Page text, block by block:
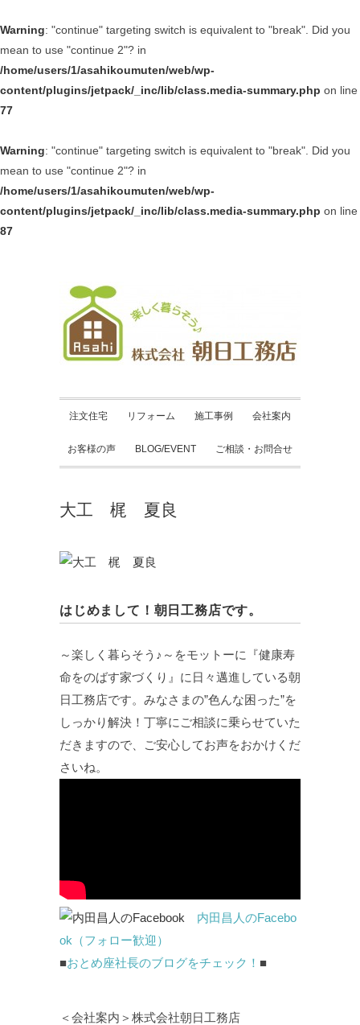
Warning: "continue" targeting switch is equivalent to "break". Did you
mean to use "continue 2"? in
/home/users/1/asahikoumuten/web/wp-
content/plugins/jetpack/_inc/lib/class.media-summary.php on line
77
Warning: "continue" targeting switch is equivalent to "break". Did you
mean to use "continue 2"? in
/home/users/1/asahikoumuten/web/wp-
content/plugins/jetpack/_inc/lib/class.media-summary.php on line
87
注文住宅 リフォーム 施工事例 会社案内
お客様の声 BLOG/EVENT ご相談・お問合せ
大工 梶 夏良
はじめまして！朝日工務店です。
～楽しく暮らそう♪～をモットーに『健康寿
命をのばす家づくり』に日々邁進している朝
日工務店です。みなさまの”色んな困った”を
しっかり解決！丁寧にご相談に乗らせていた
だきますので、ご安心してお声をおかけくだ
さいね。
内田昌人のFacebo
ok（フォロー歓迎）
■おとめ座社長のブログをチェック！ ■
＜会社案内＞株式会社朝日工務店